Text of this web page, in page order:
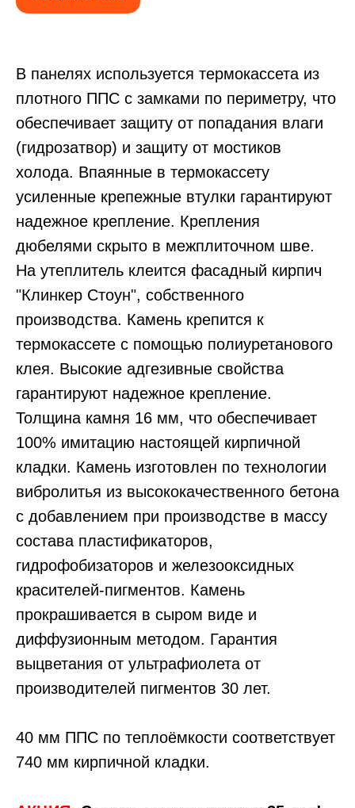
В панелях используется термокассета из
плотного ППС с замками по периметру, что
обеспечивает защиту от попадания влаги
(гидрозатвор) и защиту от мостиков
холода. Впаянные в термокассету
усиленные крепежные втулки гарантируют
надежное крепление. Крепления
дюбелями скрыто в межплиточном шве.
На утеплитель клеится фасадный кирпич
"Клинкер Стоун", собственного
производства. Камень крепится к
термокассете с помощью полиуретанового
клея. Высокие адгезивные свойства
гарантируют надежное крепление.
Толщина камня 16 мм, что обеспечивает
100% имитацию настоящей кирпичной
кладки. Камень изготовлен по технологии
вибролитья из высококачественного бетона
с добавлением при производстве в массу
состава пластификаторов,
гидрофобизаторов и железооксидных
красителей-пигментов. Камень
прокрашивается в сыром виде и
диффузионным методом. Гарантия
выцветания от ультрафиолета от
производителей пигментов 30 лет.
40 мм ППС по теплоёмкости соответствует
740 мм кирпичной кладки.